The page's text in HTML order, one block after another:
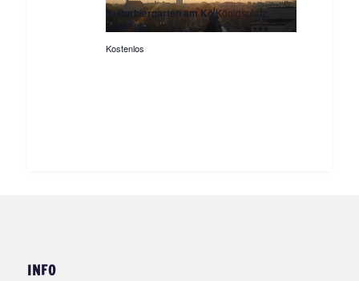
Kulturbiergarten am KöKönigsplatz,
Augsburg
Kostenlos
INFO